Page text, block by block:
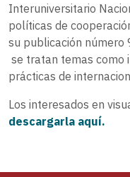
Interuniversitario
políticas de
su publicación número
se tratan temas como
prácticas de
Los interesados en
descargarla aquí.